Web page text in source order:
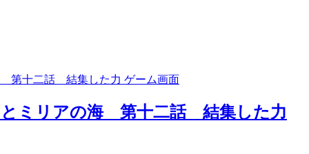
ミリアの海 第十二話 結集した力